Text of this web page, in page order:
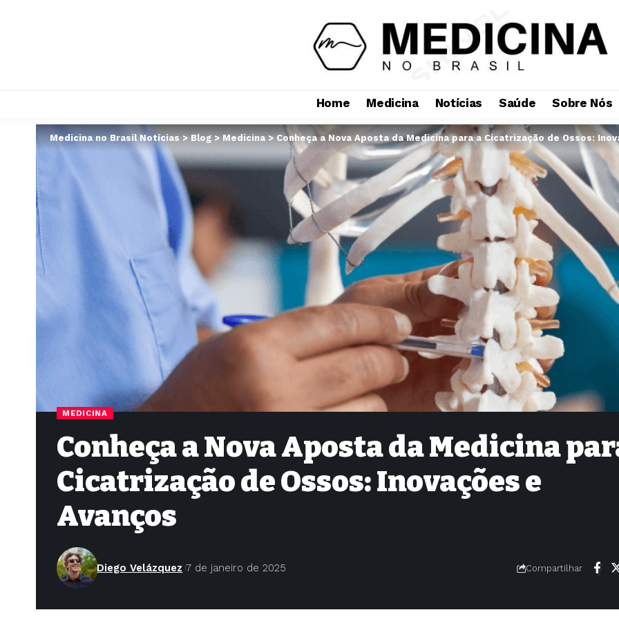
Home Medicina Notícias Saúde Sobre Nós
Medicina no Brasil Notícias> Blog > Medicina > Conheça a Nova Aposta da Medicina para a Cicatrização de Ossos:
MEDICINA
Conheça a Nova Aposta da Medicina
Cicatrização de Ossos: Inovações e
Avanços
Diego Velázquez 7 de janeiro de 2025 Compartilhar